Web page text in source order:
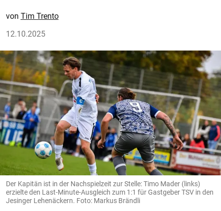
Tim Trento
12.10.2025
Der Kapitän ist in der Nachspielzeit zur Stelle: Timo Mader (links)
erzielte den Last-Minute-Ausgleich zum 1:1 für Gastgeber TSV in den
Jesinger Lehenäckern. Foto: Markus Brändli